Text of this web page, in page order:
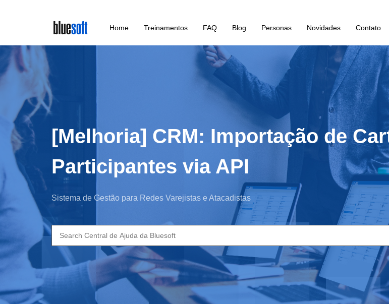
main
content
Home Treinamentos FAQ Blog Personas Novidades Contato
[Melhoria] CRM: Importação de
Participantes via API
Sistema de Gestão para Redes Varejistas e Atacadistas
Search
for: